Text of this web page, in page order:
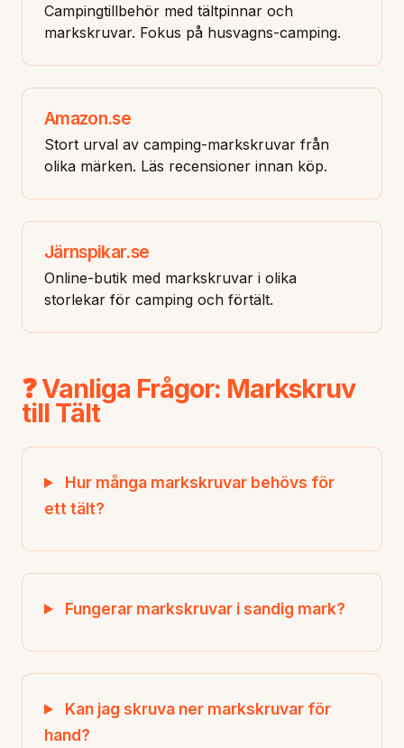
Campingtillbehör med tältpinnar och
markskruvar. Fokus på husvagns-camping.
Amazon.se
Stort urval av camping-markskruvar från
olika märken. Läs recensioner innan köp.
Järnspikar.se
Online-butik med markskruvar i olika
storlekar för camping och förtält.
❓ Vanliga Frågor: Markskruv
till Tält
Hur många markskruvar behövs för
ett tält?
Fungerar markskruvar i sandig mark?
Kan jag skruva ner markskruvar för
hand?